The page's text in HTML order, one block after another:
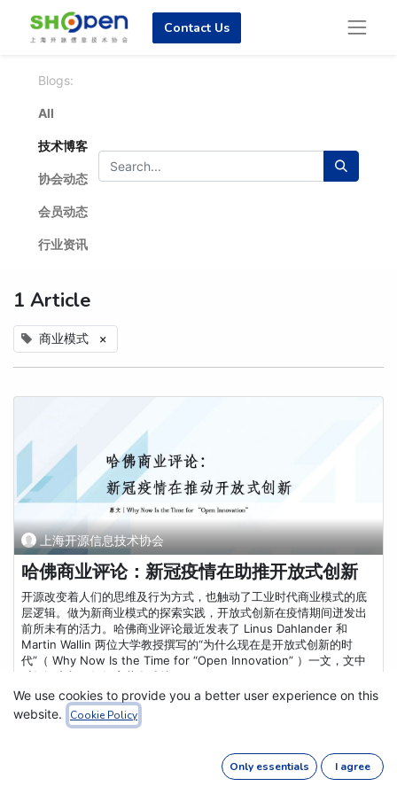
Contact Us
Blogs:
All
技术博客
协会动态
会员动态
行业资讯
1 Article
商业模式 ×
上海开源信息技术协会
哈佛商业评论：新冠疫情在助推开放式创新
开源改变着人们的思维及行为方式，也触动了工业时代商业模式的底
层逻辑。做为新商业模式的探索实践，开放式创新在疫情期间迸发出
前所未有的活力。哈佛商业评论最近发表了 Linus Dahlander 和
Martin Wallin 两位大学教授撰写的“为什么现在是开放式创新的时
代”（ Why Now Is the Time for “Open Innovation” ）一文，文中
对知识产权、组织变革有独特...
商业模式 开放式创新 数字化转型
We use cookies to provide you a better user experience on this
website.
Cookie Policy
Only essentials I agree